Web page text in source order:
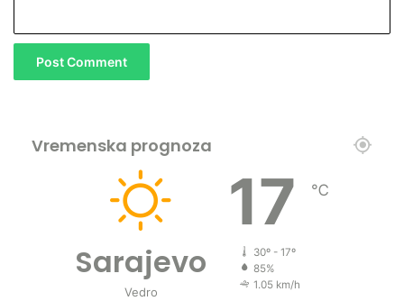
Vremenska prognoza
Sarajevo
Vedro
17 ℃
30º - 17º
85%
1.05 km/h